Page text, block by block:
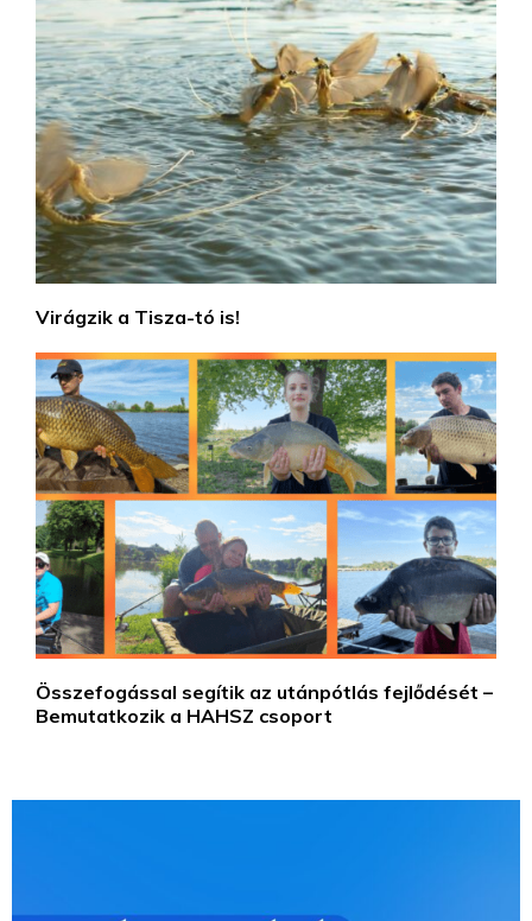
Virágzik a Tisza-tó is!
Összefogással segítik az utánpótlás fejlődését –
Bemutatkozik a HAHSZ csoport